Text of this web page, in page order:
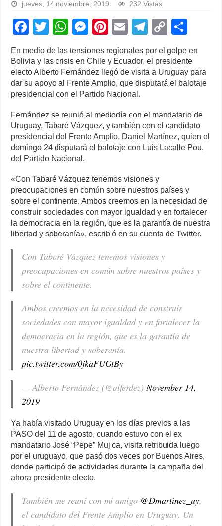
jueves, 14 noviembre, 2019 232 Vistas
F
a
c
e
b
o
k
T
wi
tt
er
W
at
s
A
p
M
ss
e
n
er
Pi
nt
er
e
st
E
m
ail
T
e
gr
a
C
o
p
y
Li
k
ar
e
En medio de las tensiones regionales por el golpe en
Bolivia y las crisis en Chile y Ecuador, el presidente
electo Alberto Fernández llegó de visita a Uruguay para
dar su apoyo al Frente Amplio, que disputará el balotaje
presidencial con el Partido Nacional.
Fernández se reunió al mediodía con el mandatario de
Uruguay, Tabaré Vázquez, y también con el candidato
presidencial del Frente Amplio, Daniel Martínez, quien el
domingo 24 disputará el balotaje con Luis Lacalle Pou,
del Partido Nacional.
«Con Tabaré Vázquez tenemos visiones y
preocupaciones en común sobre nuestros países y
sobre el continente. Ambos creemos en la necesidad de
construir sociedades con mayor igualdad y en fortalecer
la democracia en la región, que es la garantía de nuestra
libertad y soberanía», escribió en su cuenta de Twitter.
Con Tabaré Vázquez tenemos visiones y
preocupaciones en común sobre nuestros países y
sobre el continente.
Ambos creemos en la necesidad de construir
sociedades con mayor igualdad y en fortalecer la
democracia en la región, que es la garantía de
nuestra libertad y soberanía.
pic.twitter.com/0jkaFUGtBy
— Alberto Fernández (@alferdez)November 14,
2019
Ya había visitado Uruguay en los días previos a las
PASO del 11 de agosto, cuando estuvo con el ex
mandatario José “Pepe” Mujica, visita retribuida luego
por el uruguayo, que pasó dos veces por Buenos Aires,
donde participó de actividades durante la campaña del
ahora presidente electo.
También me reuní con mi amigo @Dmartinez_uy,
el candidato del Frente Amplio en Uruguay. Un